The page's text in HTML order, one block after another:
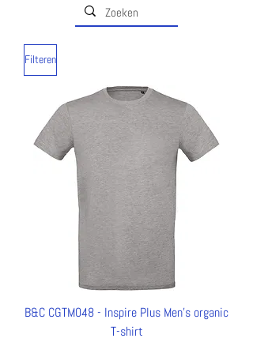
Filteren
B&C CGTM048 - Inspire Plus Men's organic
T-shirt